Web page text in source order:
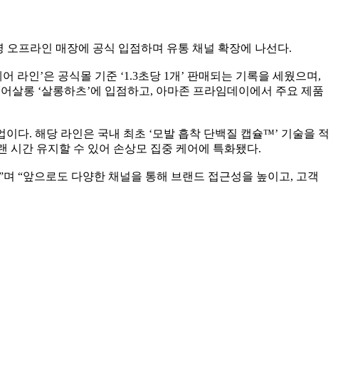
프라인 매장에 공식 입점하며 유통 채널 확장에 나선다.
라인’은 공식몰 기준 ‘1.3초당 1개’ 판매되는 기록을 세웠으며,
살롱 ‘살롱하츠’에 입점하고, 아마존 프라임데이에서 주요 제품
이다. 해당 라인은 국내 최초 ‘모발 흡착 단백질 캡슐™’ 기술을 적
시간 유지할 수 있어 손상모 집중 케어에 특화됐다.
“앞으로도 다양한 채널을 통해 브랜드 접근성을 높이고, 고객